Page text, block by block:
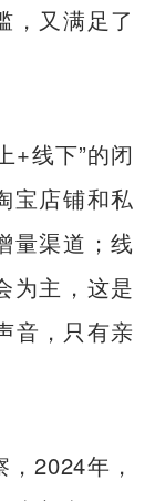
，又满足了
+线下”的闭
宝店铺和私
量渠道；线
为主，这是
音，只有亲
2024年，